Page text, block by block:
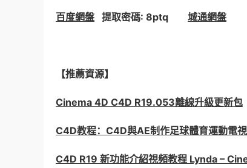
百度網盤 提取密碼: 8ptq 城通網盤
【推薦資源】
Cinema 4D C4D R19.053離線升級更新包
C4D教程：C4D與AE制作足球體育運動電
C4D R19 新功能介紹視頻教程 Lynda –